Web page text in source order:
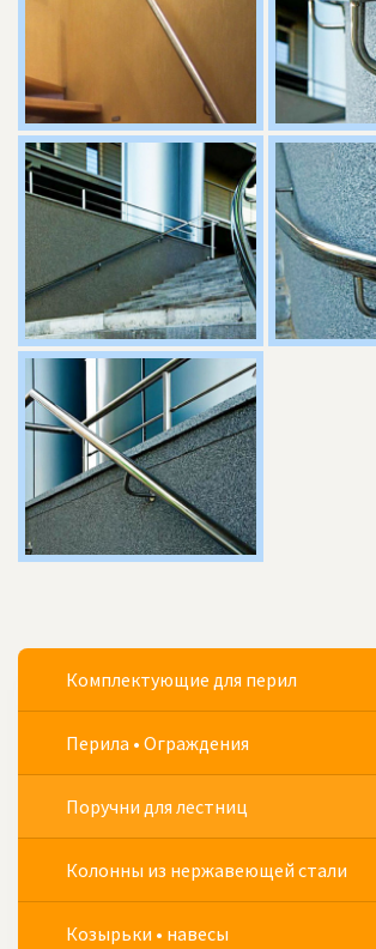
Комплектующие для перил
Перила • Ограждения
Поручни для лестниц
Колонны из нержавеющей стали
Козырьки • навесы